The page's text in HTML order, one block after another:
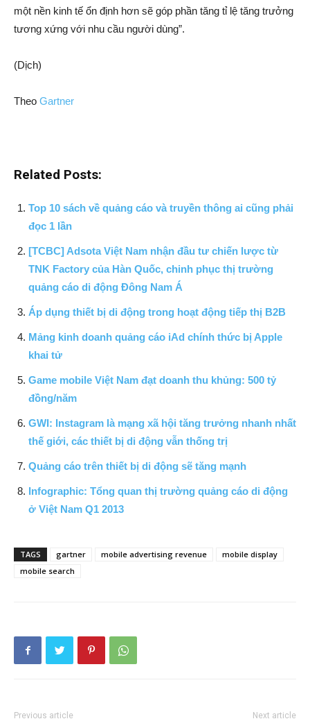
một nền kinh tế ổn định hơn sẽ góp phần tăng tỉ lệ tăng trưởng
tương xứng với nhu cầu người dùng”.
(Dịch)
Theo Gartner
Related Posts:
Top 10 sách về quảng cáo và truyền thông ai cũng phải
đọc 1 lần
[TCBC] Adsota Việt Nam nhận đầu tư chiến lược từ
TNK Factory của Hàn Quốc, chinh phục thị trường
quảng cáo di động Đông Nam Á
Áp dụng thiết bị di động trong hoạt động tiếp thị B2B
Mảng kinh doanh quảng cáo iAd chính thức bị Apple
khai tử
Game mobile Việt Nam đạt doanh thu khủng: 500 tỷ
đồng/năm
GWI: Instagram là mạng xã hội tăng trưởng nhanh nhất
thế giới, các thiết bị di động vẫn thống trị
Quảng cáo trên thiết bị di động sẽ tăng mạnh
Infographic: Tổng quan thị trường quảng cáo di động
ở Việt Nam Q1 2013
TAGS gartner mobile advertising revenue
mobile display
mobile search
Previous article Next article